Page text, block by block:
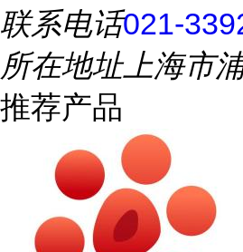
联系电话021-
所在地址上海市
推荐产品